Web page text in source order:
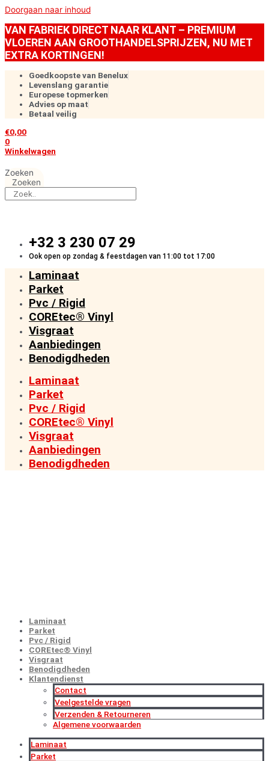
Doorgaan naar inhoud
VAN FABRIEK DIRECT NAAR KLANT – PREMIUM
VLOEREN AAN GROOTHANDELSPRIJZEN, NU MET
EXTRA KORTINGEN!
Goedkoopste van Benelux
Levenslang garantie
Europese topmerken
Advies op maat
Betaal veilig
€0,00
0
Winkelwagen
Zoeken
Zoeken
+32 3 230 07 29
Ook open op zondag & feestdagen van 11:00 tot 17:00
Laminaat
Parket
Pvc / Rigid
COREtec® Vinyl
Visgraat
Aanbiedingen
Benodigdheden
Laminaat
Parket
Pvc / Rigid
COREtec® Vinyl
Visgraat
Aanbiedingen
Benodigdheden
Laminaat
Parket
Pvc / Rigid
COREtec® Vinyl
Visgraat
Benodigdheden
Klantendienst
Contact
Veelgestelde vragen
Verzenden & Retourneren
Algemene voorwaarden
Laminaat
Parket